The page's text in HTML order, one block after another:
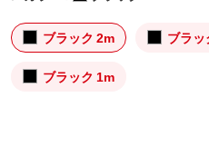
ブラック 2m ブラ
ブラック 1m